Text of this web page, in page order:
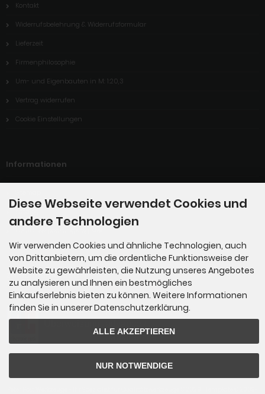
Kontakt
Widerrufsbelehrung & Widerrufsformular
Lieferzeit
Firmenphilosophie
Um- und Eigenbauten in M: 1:20,3
Vertrag widerrufen
Cookie Einstellungen
Informationen
Zahlungsmethoden
Diese Webseite verwendet Cookies und
andere Technologien
Wir verwenden Cookies und ähnliche Technologien, auch
von Drittanbietern, um die ordentliche Funktionsweise der
Website zu gewährleisten, die Nutzung unseres Angebotes
zu analysieren und Ihnen ein bestmögliches
Einkaufserlebnis bieten zu können. Weitere Informationen
finden Sie in unserer Datenschutzerklärung.
ALLE AKZEPTIEREN
NUR NOTWENDIGE